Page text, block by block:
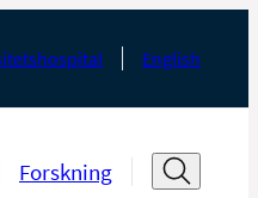
English
Forskning